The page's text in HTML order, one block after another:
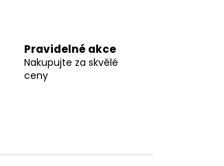
Pravidelné akce
Nakupujte za skvělé
ceny